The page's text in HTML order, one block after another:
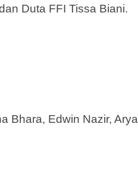
Duta FFI Tissa Biani.
Bhara, Edwin Nazir, Arya